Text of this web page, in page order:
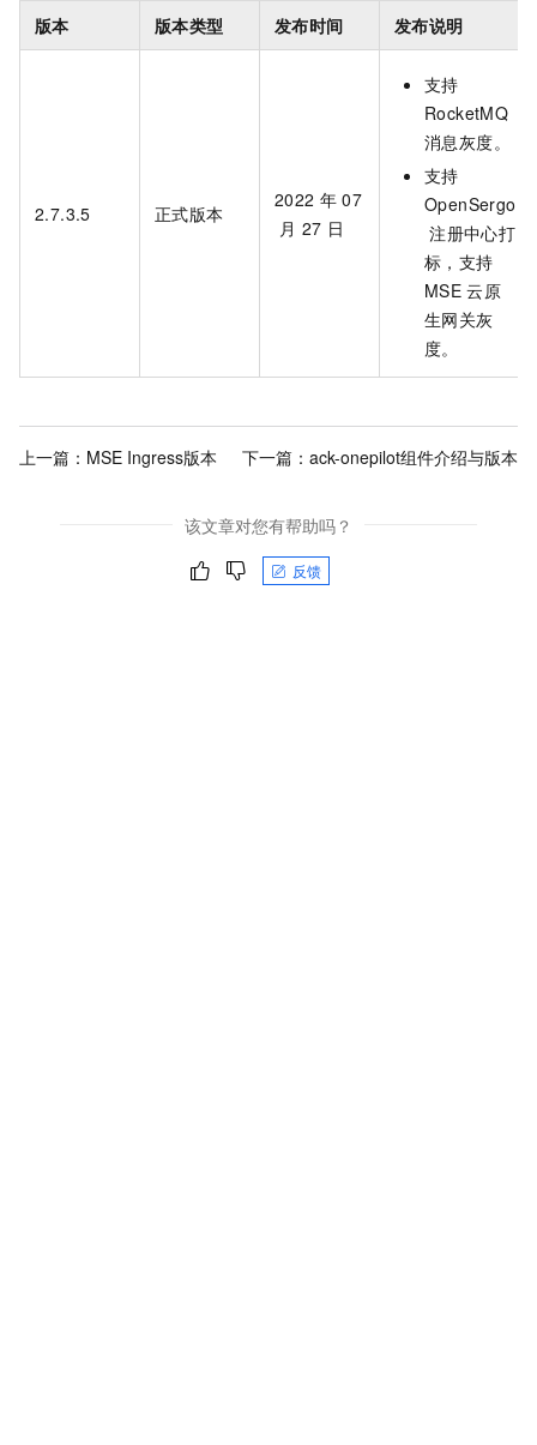
版本 版本类型 发布时间 发布说明
2.7.3.5 正式版本
2022 年 07
月 27 日
支持
RocketMQ
消息灰度。
支持
OpenSergo
注册中心打
标，支持
MSE 云原
生网关灰
度。
上一篇： MSE Ingress版本 下一篇： ack-onepilot组件介绍与版本
该文章对您有帮助吗？
反馈